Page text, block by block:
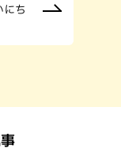
にち